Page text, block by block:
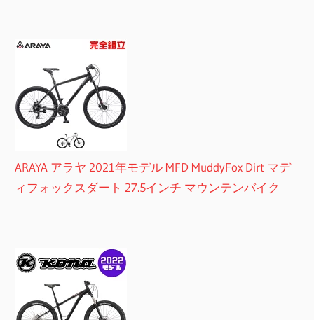
ARAYA アラヤ 2021年モデル MFD MuddyFox Dirt マデ
ィフォックスダート 27.5インチ マウンテンバイク